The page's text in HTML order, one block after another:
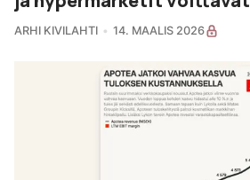
ARHI KIVILAHTI 14. MAALIS 2026